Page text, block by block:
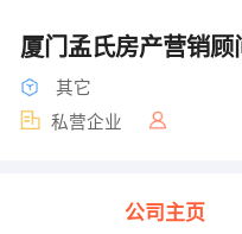
厦门孟氏房产营销顾
其它
私营企业
公司主页